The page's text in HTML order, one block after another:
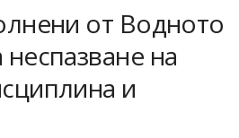
от Водното
на
и